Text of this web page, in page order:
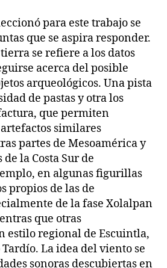
para este trabajo se
que se aspira responder.
se refiere a los datos
acerca del posible
arqueológicos. Una pista
de pastas y otra los
que permiten
similares
partes de Mesoamérica y
la Costa Sur de
en algunas figurillas
propios de las de
de la fase Xolalpan
que otras
estilo regional de Escuintla,
La idea del viento se
sonoras descubiertas en